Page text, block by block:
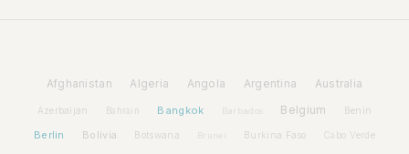
Afghanistan Algeria Angola Argentina Australia
Azerbaijan Bahrain Bangkok Barbados Belgium Benin
Berlin Bolivia Botswana Brunei Burkina Faso Cabo Verde